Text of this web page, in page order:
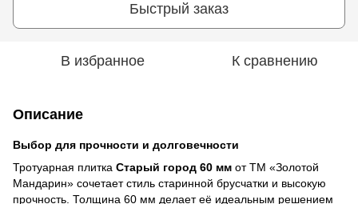
Быстрый заказ
В избранное К сравнению
Описание
Выбор для прочности и долговечности
Тротуарная плитка Старый город 60 мм от ТМ «Золотой
Мандарин» сочетает стиль старинной брусчатки и высокую
прочность. Толщина 60 мм делает её идеальным решением